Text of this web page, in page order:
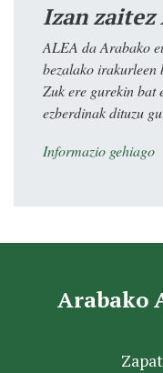
Izan zaitez
ALEA da Arabako
bezalako irakurleen
Zuk ere gurekin bat
ezberdinak dituzu
Informazio gehiago
Arabako